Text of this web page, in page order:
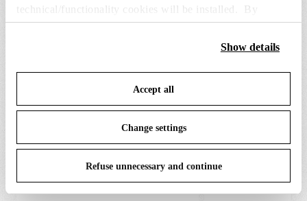
technical/functionality cookies will be installed. By
clicking on “Accept all” you consent to the use of all the
cookies. By clicking on “Change settings” you can accept
save your choices. You can modify your options anytime.
To know more refer to ourCookie Policy
Show details
Accept all
Change settings
Refuse unnecessary and continue